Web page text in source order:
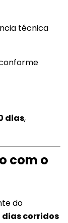
técnica
dias,
com o
do
dias corridos